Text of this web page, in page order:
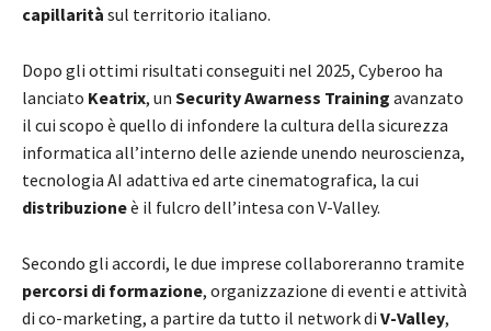
capillarità sul territorio italiano.
Dopo gli ottimi risultati conseguiti nel 2025, Cyberoo ha
lanciato Keatrix, un Security Awarness Training avanzato
il cui scopo è quello di infondere la cultura della sicurezza
informatica all’interno delle aziende unendo neuroscienza,
tecnologia AI adattiva ed arte cinematografica, la cui
distribuzioneè il fulcro dell’intesa con V-Valley.
Secondo gli accordi, le due imprese collaboreranno tramite
percorsi di formazione, organizzazione di eventi e attività
di co-marketing, a partire da tutto il network di V-Valley,